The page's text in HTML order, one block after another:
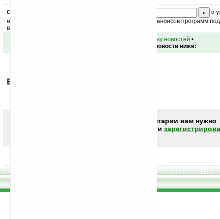
Скоро
и
ежедневный или еженедельный дайджест новостей, анонсов программ
ваш почтовый ящик.
вернуться к списку новостей •
Обсуждение этой новости ниже:
Ваше мнение будет первым.
Чтобы писать комментарии вам нужно
или